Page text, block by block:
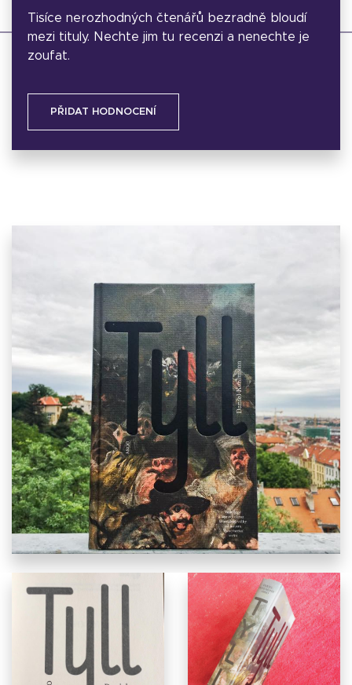
Tisíce nerozhodných čtenářů bezradně bloudí
mezi tituly. Nechte jim tu recenzi a nenechte je
zoufat.
PŘIDAT HODNOCENÍ